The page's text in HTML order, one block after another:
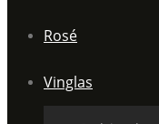
Rosé
Vinglas